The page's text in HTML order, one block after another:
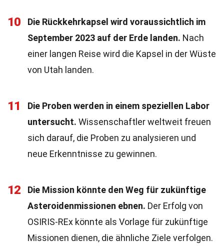
10
Die Rückkehrkapsel wird voraussichtlich im
September 2023 auf der Erde landen. Nach
einer langen Reise wird die Kapsel in der Wüste
von Utah landen.
11
Die Proben werden in einem speziellen Labor
untersucht. Wissenschaftler weltweit freuen
sich darauf, die Proben zu analysieren und
neue Erkenntnisse zu gewinnen.
12
Die Mission könnte den Weg für zukünftige
Asteroidenmissionen ebnen. Der Erfolg von
OSIRIS-REx könnte als Vorlage für zukünftige
Missionen dienen, die ähnliche Ziele verfolgen.